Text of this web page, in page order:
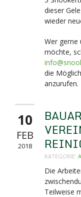
dieser
wieder
Wer gerne
möchte,
die
anzurufen.
10
FEB
2018
KATEGORIE:
Die
Teilweise